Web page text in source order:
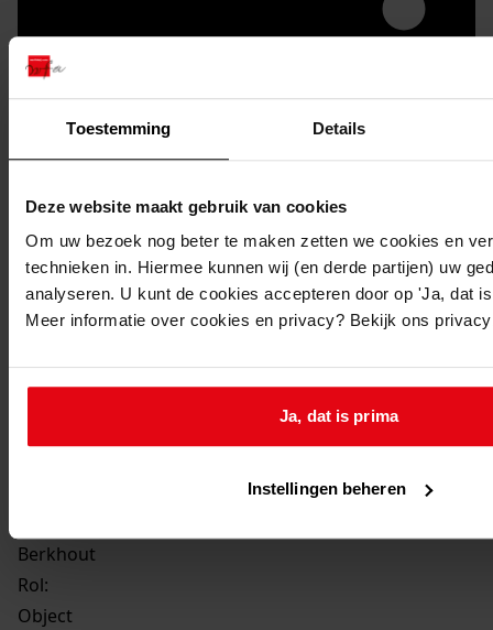
Toestemming Details
Deze website maakt gebruik van cookies
Om uw bezoek nog beter te maken zetten we cookies en
technieken in. Hiermee kunnen wij (en derde partijen) uw
analyseren. U kunt de cookies accepteren door op 'Ja, dat
Meer informatie over cookies en privacy? Bekijk ons
Ja, dat is prima
Instellingen beheren
Printen
duurzaam webadres
Berkhout
Rol:
Object